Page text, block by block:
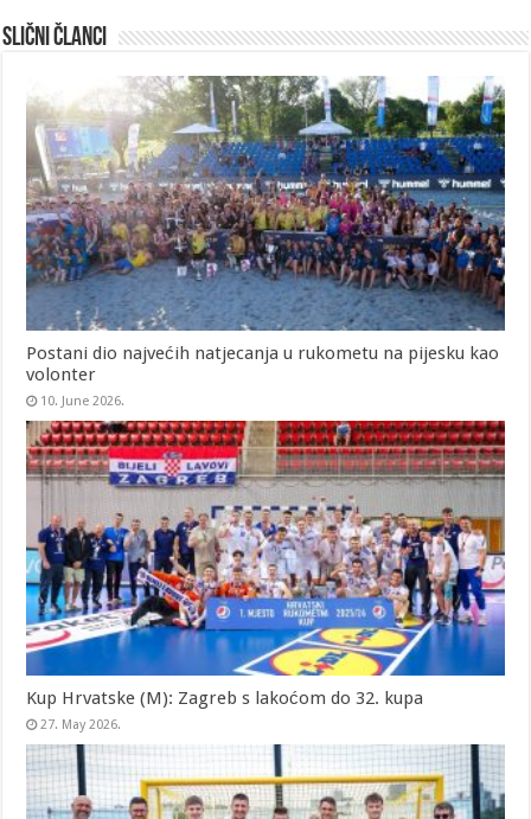
Slični članci
Postani dio najvećih natjecanja u rukometu na pijesku kao
volonter
10. June 2026.
Kup Hrvatske (M): Zagreb s lakoćom do 32. kupa
27. May 2026.